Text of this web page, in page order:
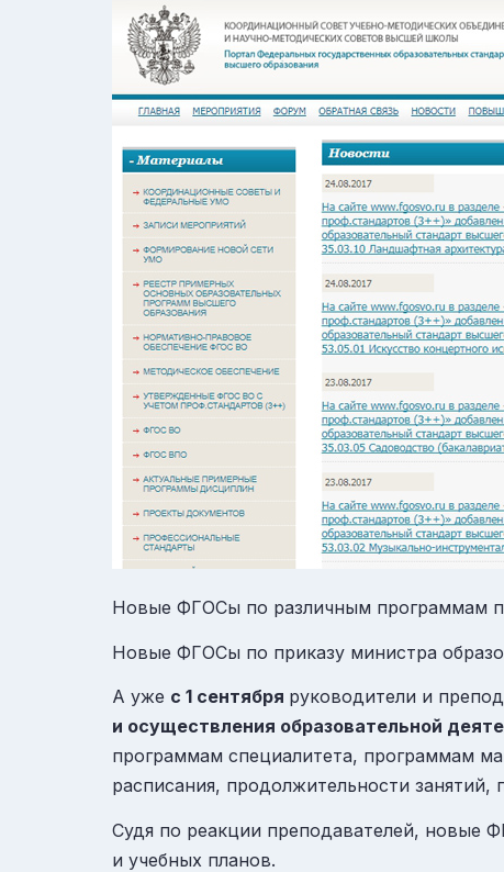
Новые ФГОСы по различным программам
Новые ФГОСы по приказу министра
А уже с 1 сентября руководители и
и осуществления образовательной
программам специалитета, программам
расписания, продолжительности занятий,
Судя по реакции преподавателей, новые
и учебных планов.